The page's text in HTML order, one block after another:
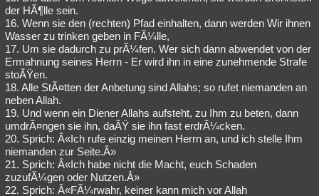
der HÃ¶lle sein.
16. Wenn sie den (rechten) Pfad einhalten, dann werden Wir ihnen
Wasser zu trinken geben in FÃ¼lle,
17. Um sie dadurch zu prÃ¼fen. Wer sich dann abwendet von der
Ermahnung seines Herrn - Er wird ihn in eine zunehmende Strafe
stoÃŸen.
18. Alle StÃ¤tten der Anbetung sind Allahs; so rufet niemanden an
neben Allah.
19. Und wenn ein Diener Allahs aufsteht, zu Ihm zu beten, dann
umdrÃ¤ngen sie ihn, daÃŸ sie ihn fast erdrÃ¼cken.
20. Sprich: Â«Ich rufe einzig meinen Herrn an, und ich stelle Ihm
niemanden zur Seite.Â»
21. Sprich: Â«Ich habe nicht die Macht, euch Schaden
zuzufÃ¼gen oder Nutzen.Â»
22. Sprich: Â«FÃ¼rwahr, keiner kann mich vor Allah